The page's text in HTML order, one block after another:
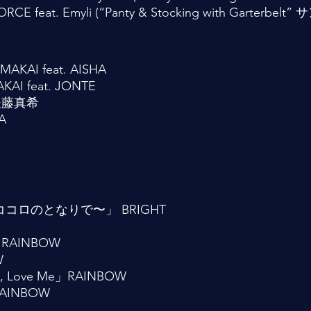
feat. Emyli (“Panty & Stocking with Garterbelt” サ
feat. AISHA
feat. JONTE
真希
ロのとなりで〜」 BRIGHT
Me」RAINBOW